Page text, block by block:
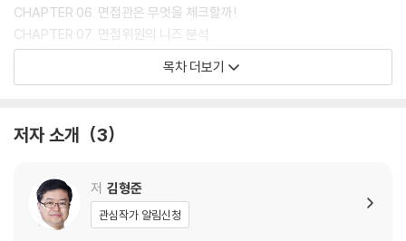
CHAPTER 06. 면접관은 무엇을 체크할까!
CHAPTER 07. 면접위원의 니즈 분석
CHAPTER 08. 담당자가 직접 들려준 공무원 면접의 기술
CHAPTER 01. B & G 답변
CHAPTER 03. 공개채용 면접시험 평정표
CHAPTER 04. 모범 면접 시나리오
목차 더보기
저자 소개 3
저 김형준
관심작가 알림신청